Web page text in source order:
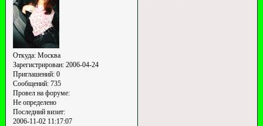
Откуда:Москва
Зарегистрирован: 2006-04-24
Приглашений:0
Сообщений:735
Провел на форуме:
Не определено
Последний визит:
2006-11-02 11:17:07